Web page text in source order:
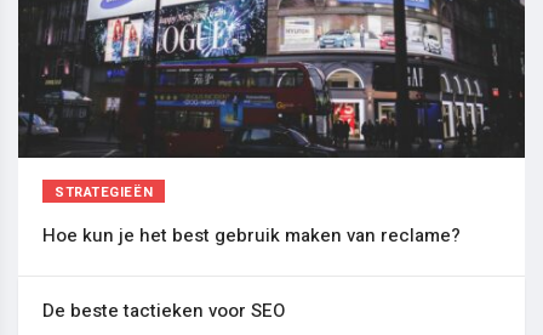
STRATEGIEËN
Hoe kun je het best gebruik maken van reclame?
De beste tactieken voor SEO